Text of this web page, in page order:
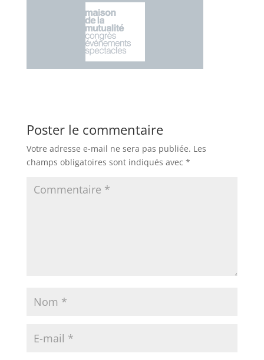
Poster le commentaire
Votre adresse e-mail ne sera pas publiée. Les
champs obligatoires sont indiqués avec *